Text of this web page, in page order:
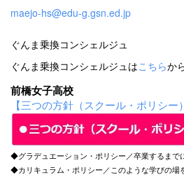
maejo-hs@edu-g.gsn.ed.jp
ぐんま乗換コンシェルジュ
ぐんま乗換コンシェルジュはこちらか
前橋女子高校
【三つの方針（スクール・ポリシー
◆グラデュエーション・ポリシー／卒業するまで
◆カリキュラム・ポリシー／このような学びの場